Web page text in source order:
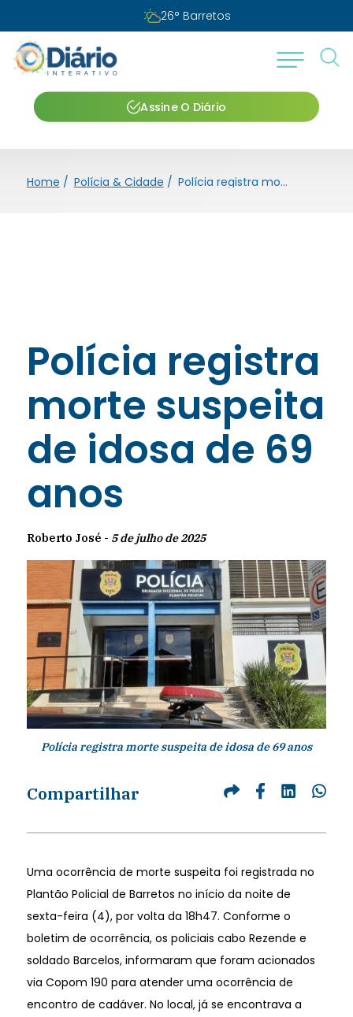
26° Barretos
Assine O Diário
Home / Polícia & Cidade / Polícia registra morte suspeita de idosa de 69 anos
Polícia registra
morte suspeita
de idosa de 69
anos
Roberto José - 5 de julho de 2025
Polícia registra morte suspeita de idosa de 69 anos
Compartilhar
Uma ocorrência de morte suspeita foi registrada no
Plantão Policial de Barretos no início da noite de
sexta-feira (4), por volta da 18h47. Conforme o
boletim de ocorrência, os policiais cabo Rezende e
soldado Barcelos, informaram que foram acionados
via Copom 190 para atender uma ocorrência de
encontro de cadáver. No local, já se encontrava a